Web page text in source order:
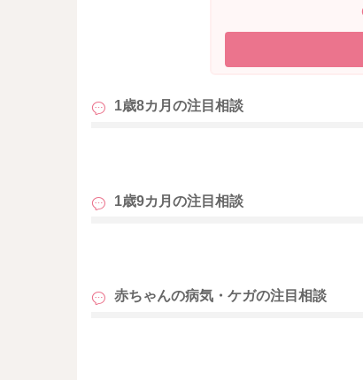
また、子どもは一旦風邪を引くと、しば
怠くて1週間くらいゴロゴロしていた、
様々ですが、実際よく相談がある内容です
ですが、胃腸炎にしろ、上気道炎による
とは言え、心配な場合には、かかりつけ
1歳8カ月の注目相談
1歳9カ月の注目相談
赤ちゃんの病気・ケガの注目相談